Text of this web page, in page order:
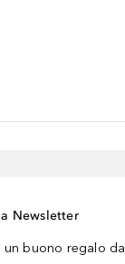
Newsletter
un buono regalo